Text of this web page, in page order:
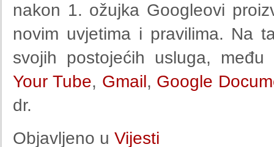
nakon 1. ožujka Googleovi
novim uvjetima i pravilima. Na
svojih postojećih usluga,
Your Tube, Gmail, Google
dr.
Objavljeno u Vijesti